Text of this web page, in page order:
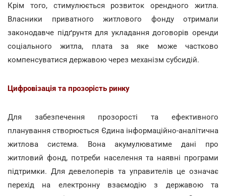
Крім того, стимулюється розвиток орендного житла.
Власники приватного житлового фонду отримали
законодавче підґрунтя для укладання договорів оренди
соціального житла, плата за яке може частково
компенсуватися державою через механізм субсидій.
Цифровізація та прозорість ринку
Для забезпечення прозорості та ефективного
планування створюється Єдина інформаційно-аналітична
житлова система. Вона акумулюватиме дані про
житловий фонд, потреби населення та наявні програми
підтримки. Для девелоперів та управителів це означає
перехід на електронну взаємодію з державою та